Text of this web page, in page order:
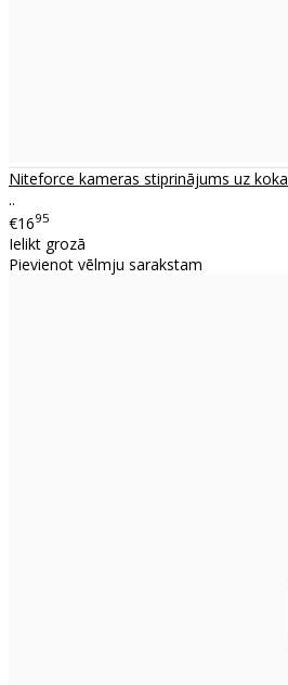
Niteforce kameras stiprinājums uz koka
..
€1695
Ielikt grozā
Pievienot vēlmju sarakstam